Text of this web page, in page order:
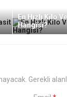
En Hızlı Kilo
Hangisi?
Gerekli